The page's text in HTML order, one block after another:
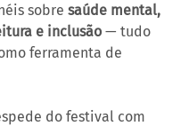
sobre saúde mental,
e inclusão — tudo
ferramenta de
do festival com